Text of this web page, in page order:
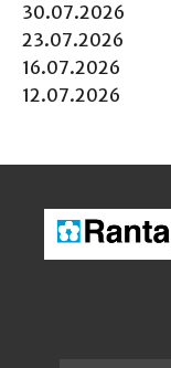
30.07.2026
23.07.2026
16.07.2026
12.07.2026